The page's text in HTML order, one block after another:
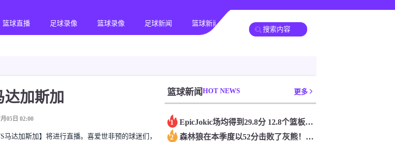
篮球直播 足球录像 篮球录像 足球新闻 篮球新闻
达加斯加
05日 02:00
达加斯加】将进行直播。喜爱世非预的球迷们，
篮球新闻 HOT NEWS 更多
1 Epic️Jokic场均得到29.8分 12.8个篮板和10.2次助攻 平均三双很容易吗？
2 森林狼在本季度以52分击败了灰熊！一个部分中的21个中有18个！骑着摇头丸的战士第六 湖船不舒服